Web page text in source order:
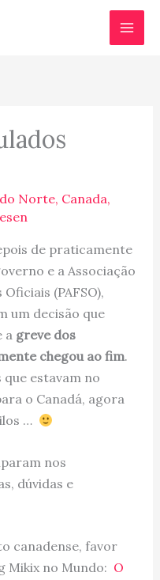
Norte, Canada,
de praticamente
e a Associação
(PAFSO),
um decisão que
a greve dos
chegou ao fim.
estavam no
o Canadá, agora
…
nos
dúvidas e
canadense, favor
Mikix no Mundo: O